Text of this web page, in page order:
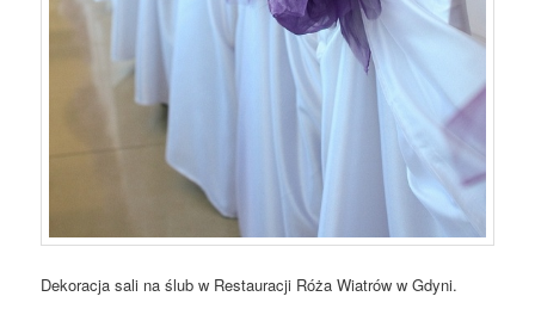
Dekoracja sali na ślub w Restauracji Róża Wiatrów w Gdyni.